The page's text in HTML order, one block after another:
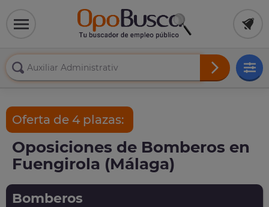
Oferta de 4 plazas:
Oposiciones de Bomberos en
Fuengirola (Málaga)
Bomberos